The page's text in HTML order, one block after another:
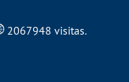
2067948 visitas.